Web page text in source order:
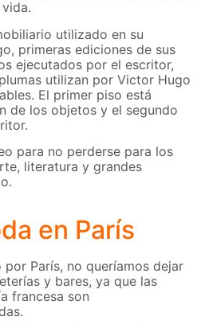
utilizado en su
primeras ediciones de sus
ejecutados por el escritor,
utilizan por Victor Hugo
El primer piso está
de los objetos y el segundo
para no perderse para los
literatura y grandes
en París
París, no queríamos dejar
y bares, ya que las
francesa son